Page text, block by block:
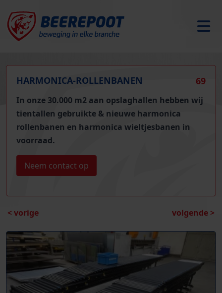
69
HARMONICA-ROLLENBANEN
In onze 30.000 m2 aan opslaghallen hebben wij
tientallen gebruikte & nieuwe harmonica
rollenbanen en harmonica wieltjesbanen in
voorraad.
Neem contact op
< vorige volgende >